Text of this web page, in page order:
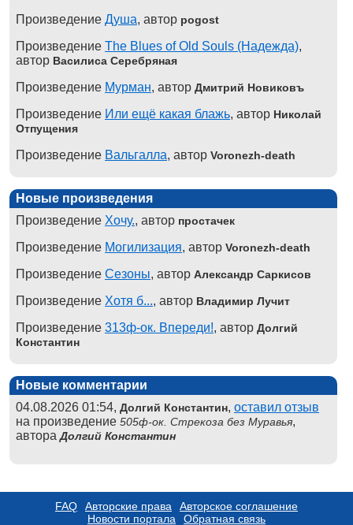
Произведение Душа, автор pogost
Произведение The Blues of Old Souls (Надежда),
автор Василиса Серебряная
Произведение Мурман, автор Дмитрий Новиковъ
Произведение Или ещё какая блажь, автор Николай
Отпущения
Произведение Вальгалла, автор Voronezh-death
Новые произведения
Произведение Хочу., автор простачек
Произведение Могилизация, автор Voronezh-death
Произведение Сезоны, автор Александр Саркисов
Произведение Хотя б..., автор Владимир Лучит
Произведение 313ф-ок. Впереди!, автор Долгий
Константин
Новые комментарии
04.08.2026 01:54, Долгий Константин, оставил отзыв
на произведение 505ф-ок. Стрекоза без Муравья,
автораДолгий Константин
FAQ Авторские права
Авторское соглашение
Новости портала
Обратная связь